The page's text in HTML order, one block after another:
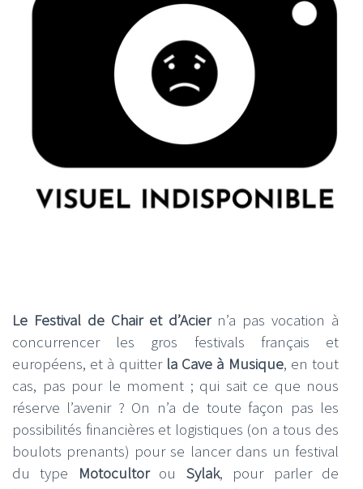
Le Festival de Chair et d’Aciern’a pas vocation à
concurrencer les gros festivals français et
européens, et à quitterla Cave à Musique, en tout
cas, pas pour le moment ; qui sait ce que nous
réserve l’avenir ? On n’a de toute façon pas les
possibilités financières et logistiques (on a tous des
boulots prenants) pour se lancer dans un festival
du type Motocultorou Sylak, pour parler de